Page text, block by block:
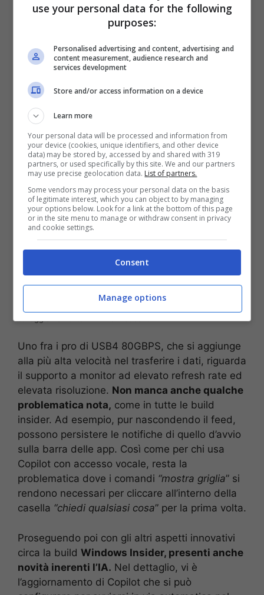
Windows 11, come detto a cominciare dal
supporto a USB4 80GBps. Ad ora, il solo laptop
Razer Blade 18, il quale farà il suo debutto
nell’anno in corso e vedrà la presenza della
porta Thunderbolt 5. Via via poi giungeranno
dagli altri marchi altri PC di fascia enthusiast
con tali processori e di riflesso vi sarà una
rapida diffusione di questa tecnologia.
Uno fra i pro di USB4 80GBPS, che si aggiunge
alla più alta velocità nel trasferire i dati, riguarda
il supporto a monitor ad elevato refresh rate ed
elevata risoluzione. Non manca anche qualche
problematica nota, come in tutte le build
insider. Ad esempio, pur nascondendo il feed,
possono persistere le notifiche di quello d’avvio
sulla barra delle app. Così come per chi usa
Copilot con accesso vocale, resta la
problematica dove i comandi “mostra griglia” si
rendono necessari per cliccare all’interno della
casella “chiedi qualsiasi cosa” per la prima volta.
Proseguendo poi con gli altri aspetti innovativi
circa la build Windows Insider, presenti anche
novità inerenti l’IA. Nel dettaglio, vi è
l’aggiornamento di Copilot che si può
use your personal data for the following
purposes:
Personalised advertising and content, advertising and
content measurement, audience research and
services development
Store and/or access information on a device
Learn more
Your personal data will be processed and information from
your device (cookies, unique identifiers, and other device
data) may be stored by, accessed by and shared with 319
partners, or used specifically by this site. We and our partners
may use precise geolocation data. List of partners.
Some vendors may process your personal data on the basis
of legitimate interest, which you can object to by managing
your options below. Look for a link at the bottom of this page
or in the site menu to manage or withdraw consent in privacy
and cookie settings.
Consent
Manage options